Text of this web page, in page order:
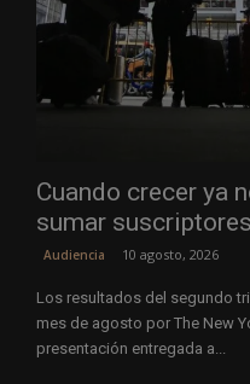
Cuando crecer ya
sumar suscriptores
Audiencia 10 agosto, 2026
Los resultados del segundo
mes de agosto por The New
presentación entregada a...